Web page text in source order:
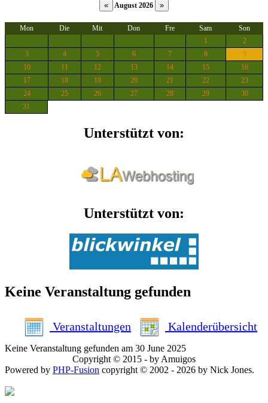
August 2026
Mon Die Mit Don Fre Sam
Son
1
2
3
4 5 6 7 8
9
10
11 12 13 14 15
16
17
18 19 20 21 22
23
24
25 26 27 28 29
30
31
Unterstützt von:
Unterstützt von:
Keine Veranstaltung gefunden
Veranstaltungen Kalenderübersicht
Keine Veranstaltung gefunden am 30 June 2025
Copyright © 2015 - by Amuigos
Powered by PHP-Fusion copyright © 2002 - 2026 by Nick Jones.